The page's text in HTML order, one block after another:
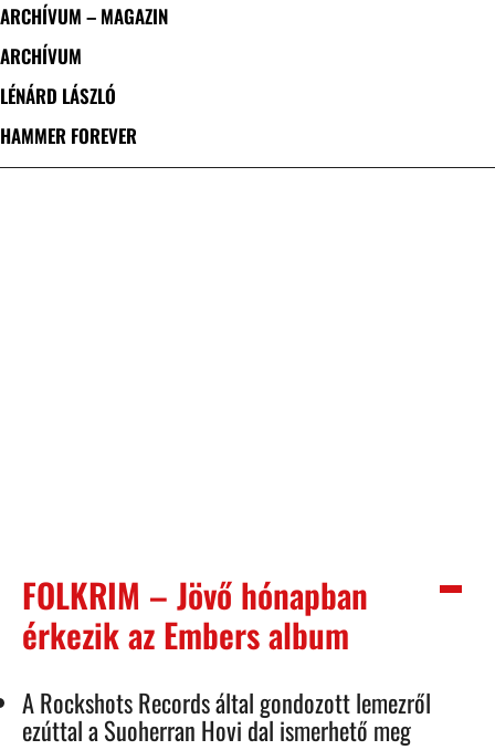
ARCHÍVUM – MAGAZIN
ARCHÍVUM
LÉNÁRD LÁSZLÓ
HAMMER FOREVER
FOLKRIM – Jövő hónapban
érkezik az Embers album
A Rockshots Records által gondozott lemezről
ezúttal a Suoherran Hovi dal ismerhető meg